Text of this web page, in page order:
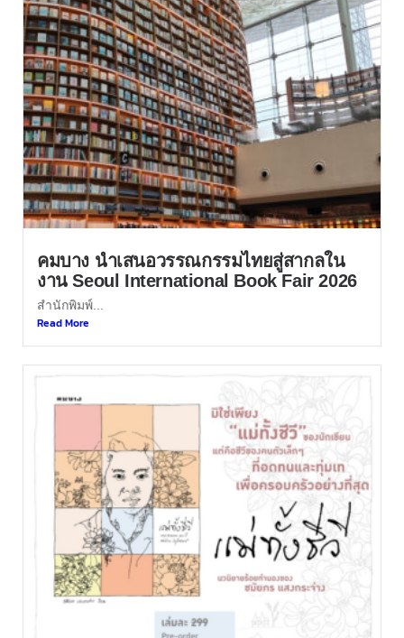
คมบาง นำเสนอวรรณกรรมไทยสู่สากลใน
งาน Seoul International Book Fair 2026
สำนักพิมพ์...
Read More